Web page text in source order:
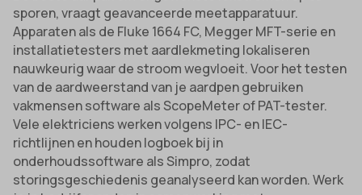
sporen, vraagt geavanceerde meetapparatuur.
Apparaten als de Fluke 1664 FC, Megger MFT-serie en
installatietesters met aardlekmeting lokaliseren
nauwkeurig waar de stroom wegvloeit. Voor het testen
van de aardweerstand van je aardpen gebruiken
vakmensen software als ScopeMeter of PAT-tester.
Vele elektriciens werken volgens IPC- en IEC-
richtlijnen en houden logboek bij in
onderhoudssoftware als Simpro, zodat
storingsgeschiedenis geanalyseerd kan worden. Werk